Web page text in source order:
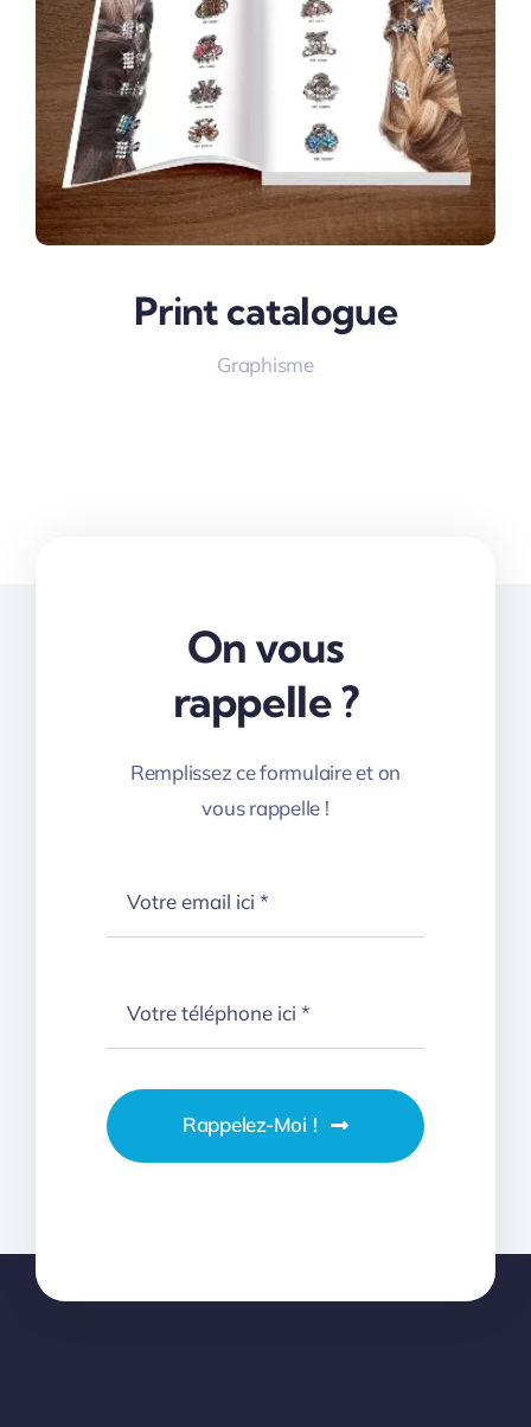
Print catalogue
Graphisme
On vous
rappelle ?
Remplissez ce formulaire et on
vous rappelle !
Rappelez-Moi !